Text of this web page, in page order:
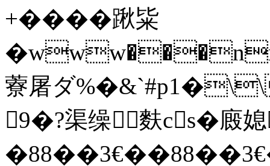
+����踿粊
藔屠ダ
9�?渠缲麩cs�
�88��3€�